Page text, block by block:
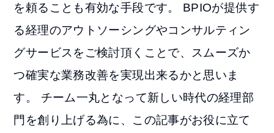
を頼ることも有効な手段です。 BPIOが提供す
る経理のアウトソーシングやコンサルティン
グサービスをご検討頂くことで、スムーズか
つ確実な業務改善を実現出来るかと思いま
す。 チーム一丸となって新しい時代の経理部
門を創り上げる為に、この記事がお役に立て